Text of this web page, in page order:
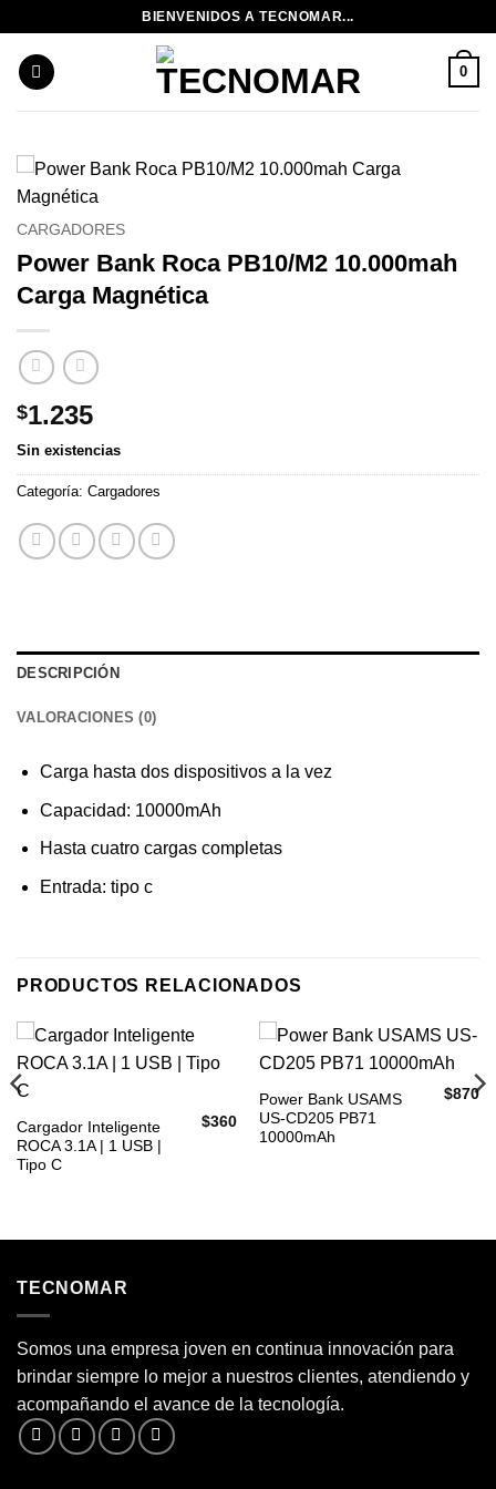
contenido
BIENVENIDOS A TECNOMAR...
0
CARGADORES
Power Bank Roca PB10/M2 10.000mah
Carga Magnética
$1.235
Sin existencias
Categoría: Cargadores
DESCRIPCIÓN
VALORACIONES (0)
Carga hasta dos dispositivos a la vez
Capacidad: 10000mAh
Hasta cuatro cargas completas
Entrada: tipo c
PRODUCTOS RELACIONADOS
Cargador Inteligente
ROCA 3.1A | 1 USB |
Tipo C
$360
Power Bank USAMS
US-CD205 PB71
10000mAh
$870
TECNOMAR
Somos una empresa joven en continua innovación para
brindar siempre lo mejor a nuestros clientes, atendiendo y
acompañando el avance de la tecnología.